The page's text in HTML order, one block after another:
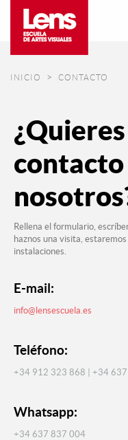
INICIO CONTACTO
contacto
Rellena el formulario,
haznos una visita,
instalaciones.
E-mail:
info@lensescuela.es
Teléfono:
+34 912 323 868 | +34
Whatsapp:
+34 637 837 004